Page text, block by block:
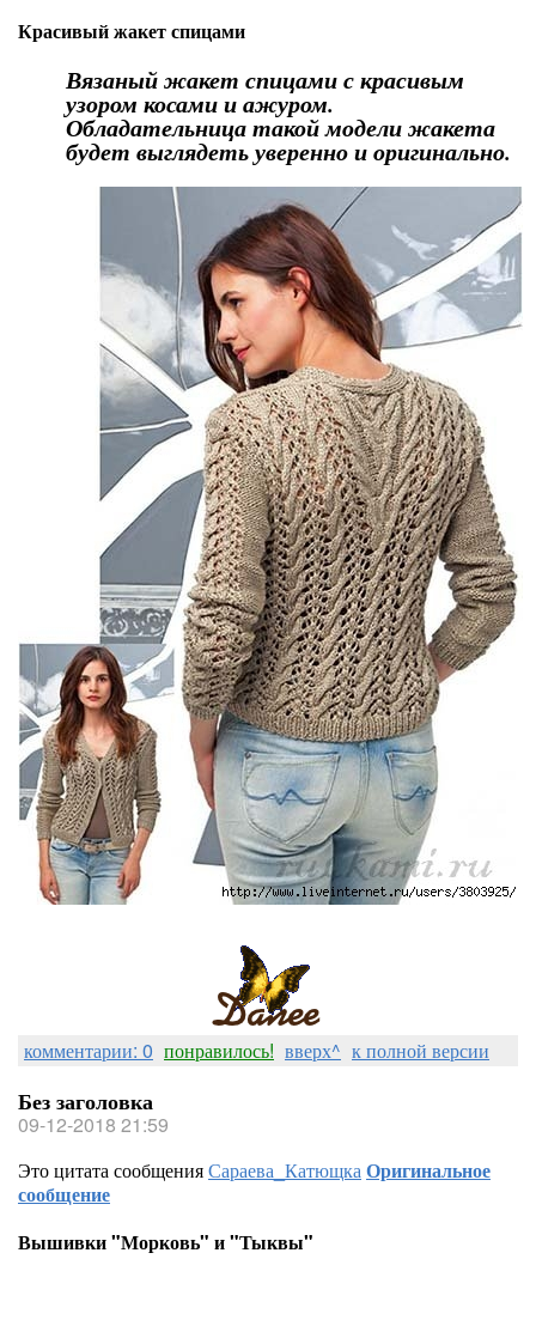
Красивый жакет спицами
Вязаный жакет спицами с красивым
узором косами и ажуром.
Обладательница такой модели жакета
будет выглядеть уверенно и оригинально.
комментарии: 0 понравилось! вверх^ к полной версии
Без заголовка
09-12-2018 21:59
Это цитата сообщенияСараева_КатющкаОригинальное
сообщение
Вышивки "Морковь" и "Тыквы"